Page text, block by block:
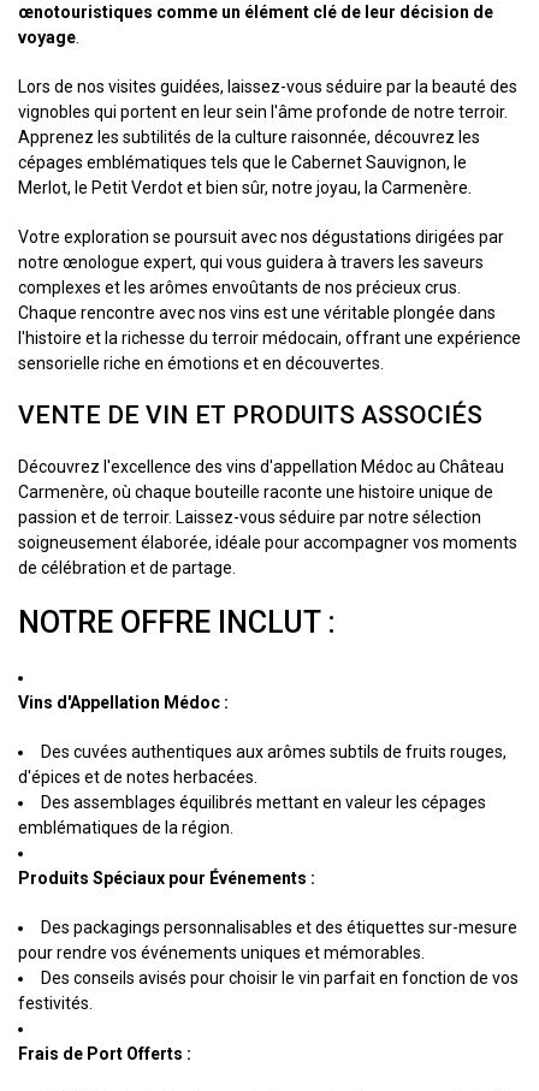
œnotouristiques comme un élément clé de leur décision de
voyage
Lors de nos visites guidées, laissez-vous séduire par la beauté des
vignobles qui portent en leur sein l'âme profonde de notre terroir.
Apprenez les subtilités de la culture raisonnée, découvrez les
cépages emblématiques tels que le Cabernet Sauvignon, le
Merlot, le Petit Verdot et bien sûr, notre joyau, la Carmenère.
Votre exploration se poursuit avec nos dégustations dirigées par
notre œnologue expert, qui vous guidera à travers les saveurs
complexes et les arômes envoûtants de nos précieux crus.
Chaque rencontre avec nos vins est une véritable plongée dans
l'histoire et la richesse du terroir médocain, offrant une expérience
sensorielle riche en émotions et en découvertes.
VENTE DE VIN ET PRODUITS ASSOCIÉS
Découvrez l'excellence des vins d'appellation Médoc au Château
Carmenère, où chaque bouteille raconte une histoire unique de
passion et de terroir. Laissez-vous séduire par notre sélection
soigneusement élaborée, idéale pour accompagner vos moments
de célébration et de partage.
NOTRE OFFRE INCLUT :
Vins d'Appellation Médoc :
Des cuvées authentiques aux arômes subtils de fruits rouges,
d'épices et de notes herbacées.
Des assemblages équilibrés mettant en valeur les cépages
emblématiques de la région.
Produits Spéciaux pour Événements :
Des packagings personnalisables et des étiquettes sur-mesure
pour rendre vos événements uniques et mémorables.
Des conseils avisés pour choisir le vin parfait en fonction de vos
festivités.
Frais de Port Offerts :